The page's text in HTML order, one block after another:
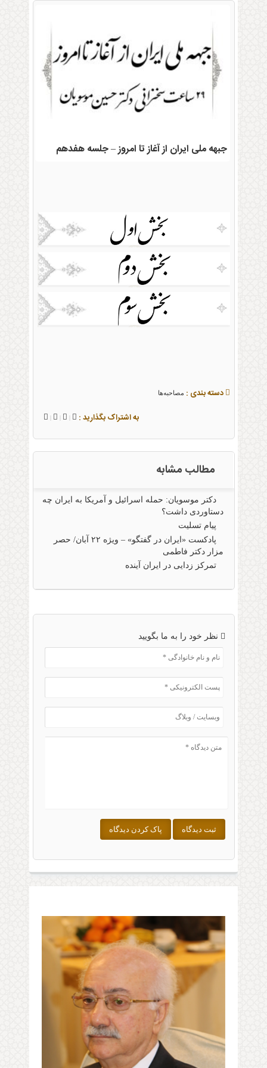
جبهه ملی ایران از آغاز تا امروز – جلسه هفدهم
دسته بندی : مصاحبه‌ها
به اشتراک بگذارید :
مطالب مشابه
دکتر موسویان: حمله اسرائیل و آمریکا به ایران چه
دستاوردی داشت؟
پیام تسلیت
پادکست «ایران در گفتگو» – ویژه ۲۲ آبان/ حصر
مزار دکتر فاطمی
تمرکز زدایی در ایران آینده
نظر خود را به ما بگویید